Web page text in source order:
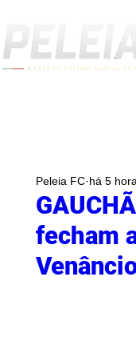
fecham
Peleia FC há 5